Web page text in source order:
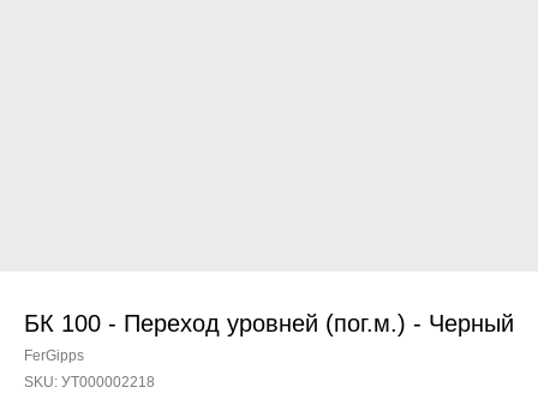
БК 100 - Переход уровней (пог.м.) - Черный
FerGipps
SKU: УТ000002218